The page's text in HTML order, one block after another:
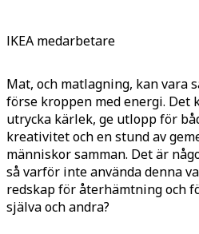
IKEA medarbetare
Mat, och matlagning, kan vara
förse kroppen med energi. Det
utrycka kärlek, ge utlopp för
kreativitet och en stund av
människor samman. Det är
så varför inte använda denna
redskap för återhämtning och
själva och andra?